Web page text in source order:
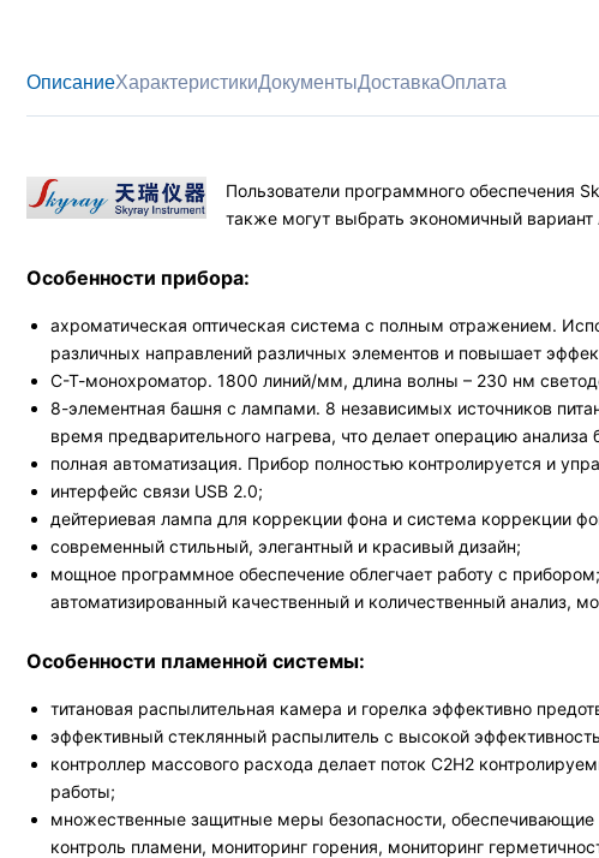
ОписаниеХарактеристикиДокументыДоставкаОплата
Пользователи программного обеспечения
также могут выбрать экономичный вариант
Особенности прибора:
ахроматическая оптическая система с полным отражением.
различных направлений различных элементов и повышает
С-Т-монохроматор. 1800 линий/мм, длина волны – 230 нм
8-элементная башня с лампами. 8 независимых источников
время предварительного нагрева, что делает операцию анализа
полная автоматизация. Прибор полностью контролируется и
интерфейс связи USB 2.0;
дейтериевая лампа для коррекции фона и система коррекции
современный стильный, элегантный и красивый дизайн;
мощное программное обеспечение облегчает работу с
автоматизированный качественный и количественный анализ,
Особенности пламенной системы:
титановая распылительная камера и горелка эффективно
эффективный стеклянный распылитель с высокой
контроллер массового расхода делает поток С2Н2
работы;
множественные защитные меры безопасности, обеспечивающие
контроль пламени, мониторинг горения, мониторинг